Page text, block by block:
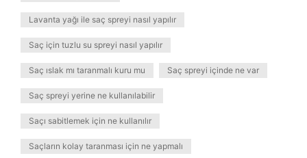
Lavanta yağı ile saç spreyi nasıl yapılır
Saç için tuzlu su spreyi nasıl yapılır
Saç ıslak mı taranmalı kuru mu Saç spreyi içinde ne var
Saç spreyi yerine ne kullanılabilir
Saçı sabitlemek için ne kullanılır
Saçların kolay taranması için ne yapmalı